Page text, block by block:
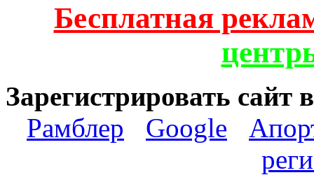
Бесплатная
Зарегистрировать сайт
Рамблер
Google